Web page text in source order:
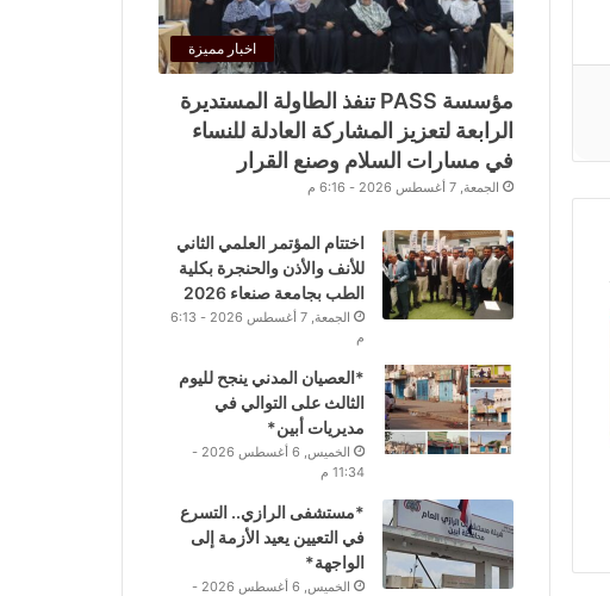
اخبار مميزة
مؤسسة PASS تنفذ الطاولة المستديرة
الرابعة لتعزيز المشاركة العادلة للنساء
في مسارات السلام وصنع القرار
الجمعة, 7 أغسطس 2026 - 6:16 م
اختتام المؤتمر العلمي الثاني
للأنف والأذن والحنجرة بكلية
الطب بجامعة صنعاء 2026
الجمعة, 7 أغسطس 2026 - 6:13
م
*العصيان المدني ينجح لليوم
الثالث على التوالي في
مديريات أبين*
الخميس, 6 أغسطس 2026 -
11:34 م
*مستشفى الرازي.. التسرع
في التعيين يعيد الأزمة إلى
الواجهة*
الخميس, 6 أغسطس 2026 -